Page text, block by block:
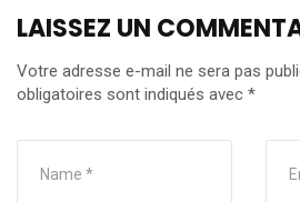
LAISSEZ UN
Votre adresse e-mail ne sera pas
obligatoires sont indiqués avec *